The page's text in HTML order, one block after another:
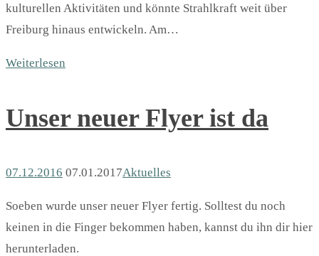
kulturellen Aktivitäten und könnte Strahlkraft weit über
Freiburg hinaus entwickeln. Am…
Weiterlesen
Unser neuer Flyer ist da
07.12.2016 07.01.2017Aktuelles
Soeben wurde unser neuer Flyer fertig. Solltest du noch
keinen in die Finger bekommen haben, kannst du ihn dir hier
herunterladen.